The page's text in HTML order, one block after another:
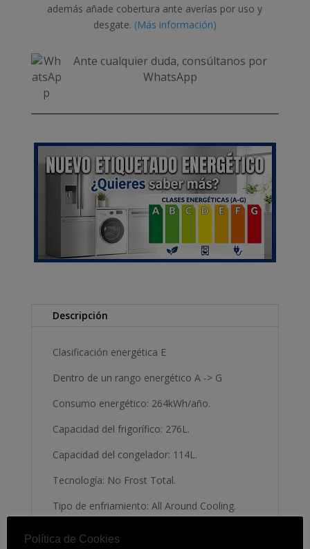
además añade cobertura ante averías por uso y
desgate. (Más información)
Ante cualquier duda, consúltanos por
WhatsApp
Descripción
Clasificación energética E
Dentro de un rango energético A -> G
Consumo energético: 264kWh/año.
Capacidad del frigorífico: 276L.
Capacidad del congelador: 114L.
Tecnología: No Frost Total.
Tipo de enfriamiento: All Around Cooling.
Display interior
Política de Cookies